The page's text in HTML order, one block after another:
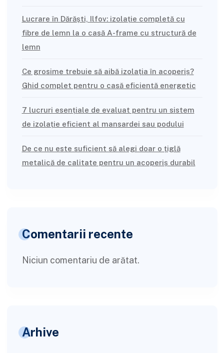
Lucrare în Dărăști, Ilfov: izolație completă cu
fibre de lemn la o casă A-frame cu structură de
lemn
Ce grosime trebuie să aibă izolația în acoperiș?
Ghid complet pentru o casă eficientă energetic
7 lucruri esențiale de evaluat pentru un sistem
de izolație eficient al mansardei sau podului
De ce nu este suficient să alegi doar o țiglă
metalică de calitate pentru un acoperiș durabil
Comentarii recente
Niciun comentariu de arătat.
Arhive